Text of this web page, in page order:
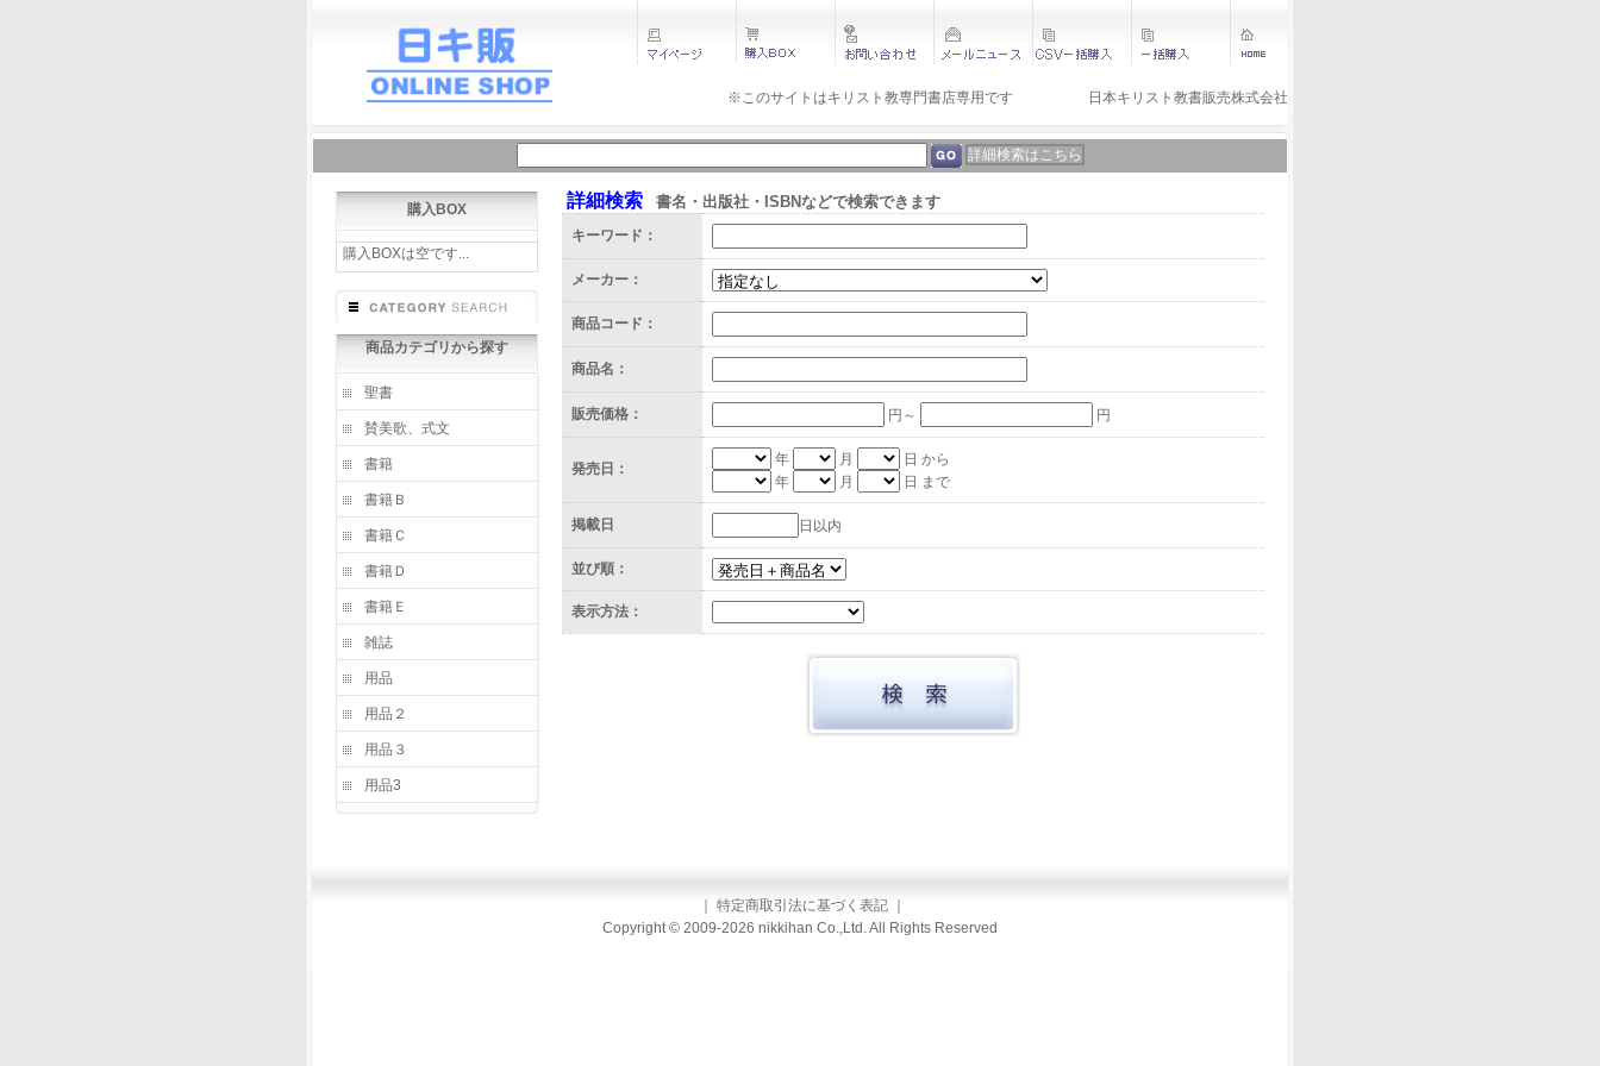
※このサイトはキリスト教専門書店専用です 日本キリスト教書販売株式会社
詳細検索はこちら
購入BOX
購入BOXは空です...
商品カテゴリから探す
聖書
賛美歌、式文
書籍
書籍Ｂ
書籍Ｃ
書籍Ｄ
書籍Ｅ
雑誌
用品
用品２
用品３
用品3
詳細検索 書名・出版社・ISBNなどで検索できます
キーワード：
メーカー：
商品コード：
商品名：
販売価格： 円～ 円
発売日：
年 月
日 から
年
月 日 まで
掲載日 日以内
並び順：
表示方法：
特定商取引法に基づく表記｜
Copyright © 2009-2026 nikkihan Co.,Ltd. All Rights Reserved